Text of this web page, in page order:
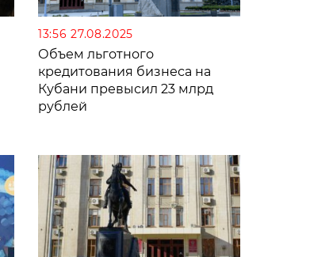
13:56 27.08.2025
Объем льготного
кредитования бизнеса на
Кубани превысил 23 млрд
рублей